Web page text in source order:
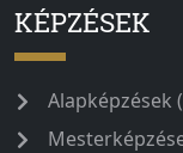
KÉPZÉSEK
Alapképzések